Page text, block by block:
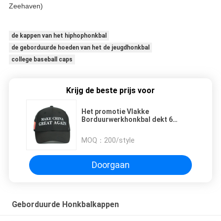
Zeehaven)
de kappen van het hiphophonkbal
de geborduurde hoeden van het de jeugdhonkbal
college baseball caps
Krijg de beste prijs voor
Het promotie Vlakke
Borduurwerkhonkbal dekt 6
MOQ： 200/style
Doorgaan
Geborduurde Honkbalkappen